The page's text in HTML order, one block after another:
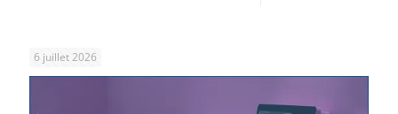
6 juillet 2026